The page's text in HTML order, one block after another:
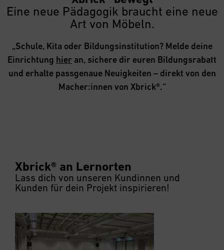
Eine neue Pädagogik braucht eine neue
Art von Möbeln.
„Schule, Kita oder Bildungsinstitution? Melde deine
Einrichtung hier an, sichere dir euren Bildungsrabatt
und erhalte passgenaue Neuigkeiten – direkt von den
Macher:innen von Xbrick®.“
Xbrick® an Lernorten
Lass dich von unseren Kundinnen und
Kunden für dein Projekt inspirieren!